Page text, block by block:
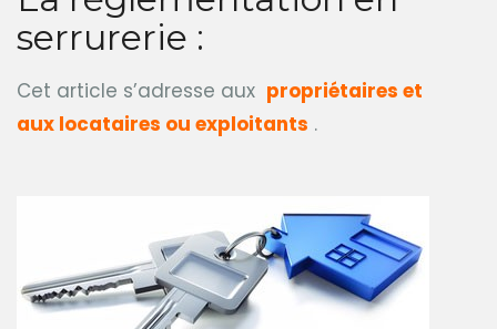
serrurerie :
Cet article s’adresse aux propriétaires et
aux locataires ou exploitants .